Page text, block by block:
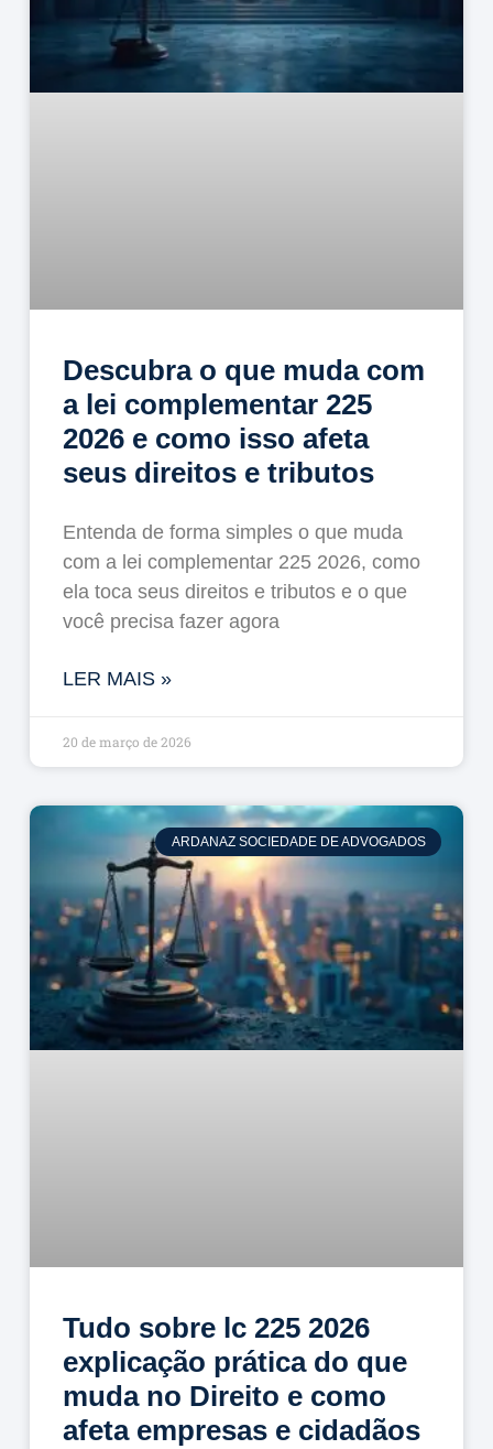
Descubra o que muda com
a lei complementar 225
2026 e como isso afeta
seus direitos e tributos
Entenda de forma simples o que muda
com a lei complementar 225 2026, como
ela toca seus direitos e tributos e o que
você precisa fazer agora
LER MAIS »
20 de março de 2026
ARDANAZ SOCIEDADE DE ADVOGADOS
Tudo sobre lc 225 2026
explicação prática do que
muda no Direito e como
afeta empresas e cidadãos